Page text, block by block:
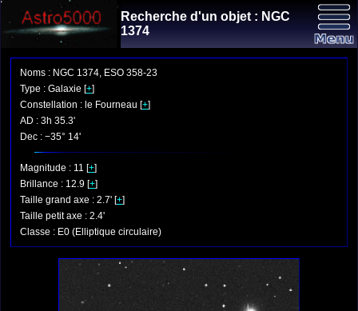
Recherche d'un objet : NGC
1374
Noms : NGC 1374, ESO 358-23
Type : Galaxie [+]
Constellation : le Fourneau [+]
AD : 3h 35.3'
Dec : −35° 14'
Magnitude : 11 [+]
Brillance : 12.9 [+]
Taille grand axe : 2.7' [+]
Taille petit axe : 2.4'
Classe : E0 (Elliptique circulaire)